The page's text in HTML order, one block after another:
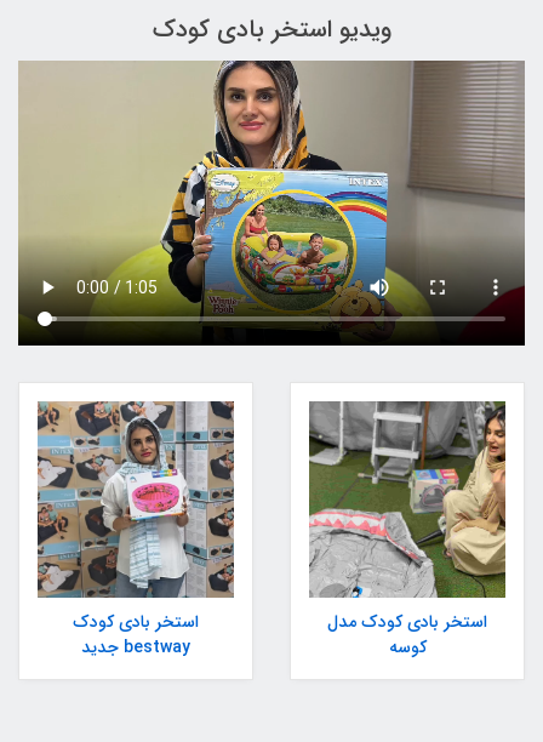
ویدیو استخر بادی کودک
استخر بادی کودک مدل
کوسه
استخر بادی کودک
bestway جدید